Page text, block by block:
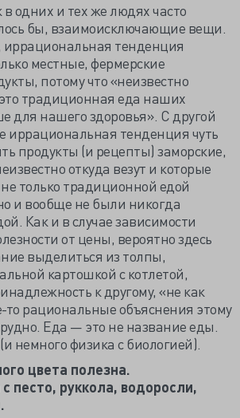
одних и тех же людях часто
бы, взаимоисключающие вещи.
иррациональная тенденция
местные, фермерские
потому что «неизвестно
традиционная еда наших
для нашего здоровья». С другой
иррациональная тенденция чуть
продукты (и рецепты) заморские,
откуда везут и которые
только традиционной едой
и вообще не были никогда
Как и в случае зависимости
от цены, вероятно здесь
выделиться из толпы,
картошкой с котлетой,
к другому, «не как
то рациональные объяснения этому
Еда — это не название еды.
немного физика с биологией).
цвета полезна.
песто, руккола, водоросли,